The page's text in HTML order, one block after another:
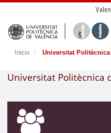
Inicio Universitat
Universitat Politècnica